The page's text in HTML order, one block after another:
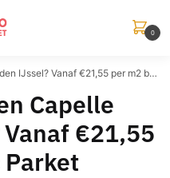
0
Vanaf €21,55 per m2 bij Rubo Parket
Capelle
€21,55